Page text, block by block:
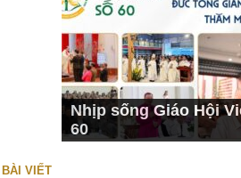
Nhịp sống Giáo Hội
60
BÀI VIẾT